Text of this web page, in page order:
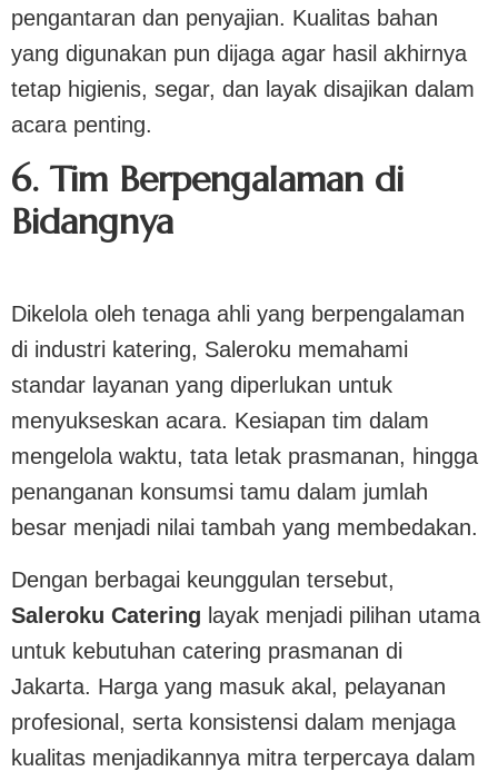
pengantaran dan penyajian. Kualitas bahan
yang digunakan pun dijaga agar hasil akhirnya
tetap higienis, segar, dan layak disajikan dalam
acara penting.
6. Tim Berpengalaman di
Bidangnya
Dikelola oleh tenaga ahli yang berpengalaman
di industri katering, Saleroku memahami
standar layanan yang diperlukan untuk
menyukseskan acara. Kesiapan tim dalam
mengelola waktu, tata letak prasmanan, hingga
penanganan konsumsi tamu dalam jumlah
besar menjadi nilai tambah yang membedakan.
Dengan berbagai keunggulan tersebut,
Saleroku Catering layak menjadi pilihan utama
untuk kebutuhan catering prasmanan di
Jakarta. Harga yang masuk akal, pelayanan
profesional, serta konsistensi dalam menjaga
kualitas menjadikannya mitra terpercaya dalam